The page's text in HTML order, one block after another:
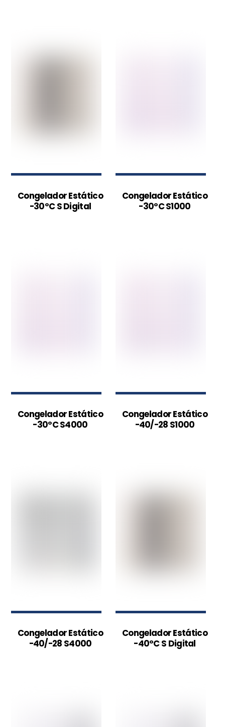
Congelador Estático
-30ºC S Digital
Congelador Estático
-30ºC S1000
Congelador Estático
-30ºC S4000
Congelador Estático
-40/-28 S1000
Congelador Estático
-40/-28 S4000
Congelador Estático
-40ºC S Digital